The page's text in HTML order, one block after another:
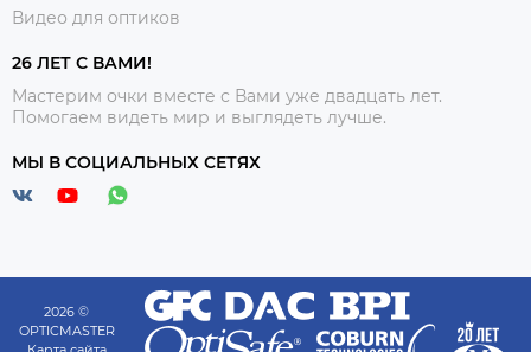
Видео для оптиков
26 ЛЕТ С ВАМИ!
Мастерим очки вместе с Вами уже двадцать лет.
Помогаем видеть мир и выглядеть лучше.
МЫ В СОЦИАЛЬНЫХ СЕТЯХ
2026 ©
OPTICMASTER